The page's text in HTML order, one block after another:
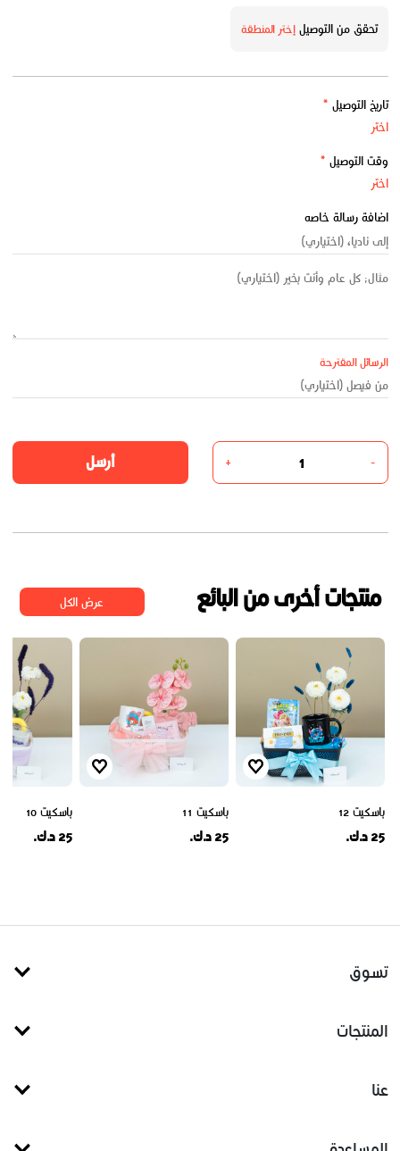
تحقق من التوصيلإختر المنطقة
تاريخ التوصيل *
وقت التوصيل *
اضافة رسالة خاصه
الرسائل المقترحة
-
+ أرسل
منتجات أخرى من البائع عرض الكل
باسكيت 12
25 د.ك.
باسكيت 11
25 د.ك.
باسكيت 10
25 د.ك.
تسوق
المنتجات
عنا